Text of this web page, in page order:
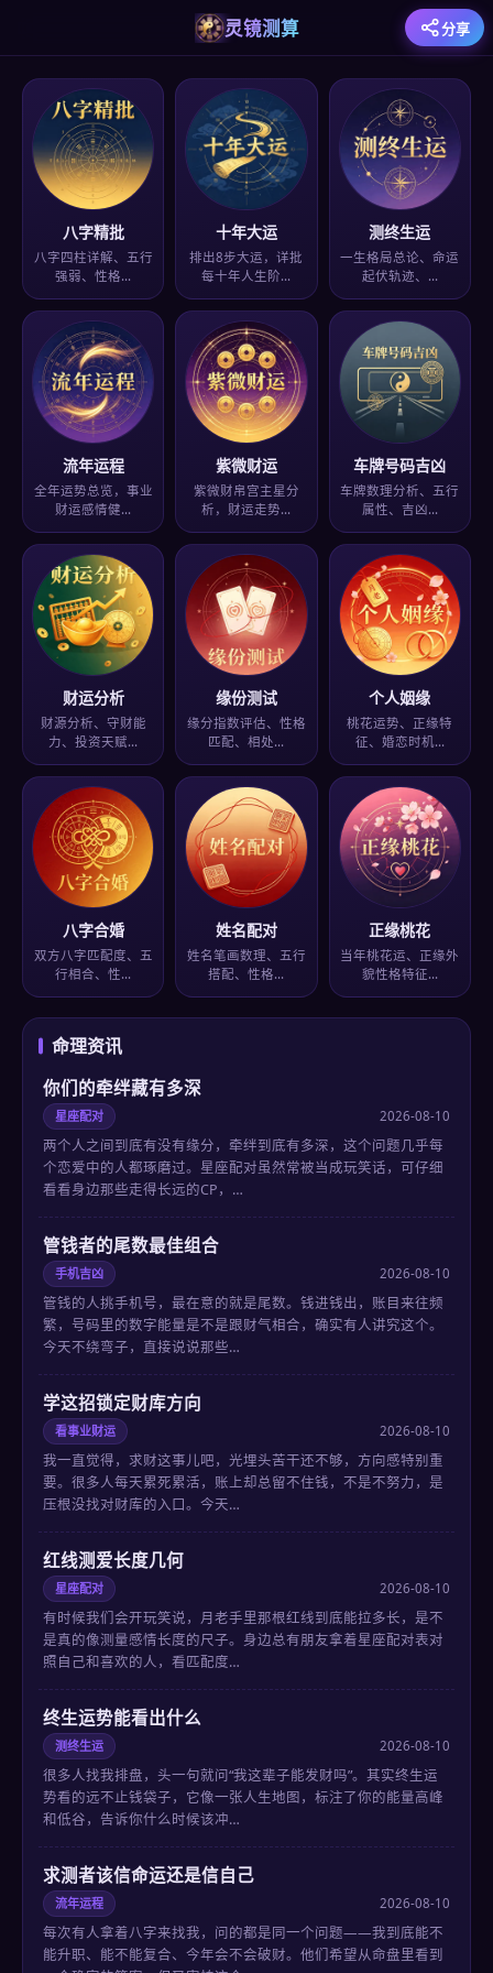
灵镜测算 分享
八字精批
八字四柱详解、五行
强弱、性格…
十年大运
排出8步大运，详批
每十年人生阶…
测终生运
一生格局总论、命运
起伏轨迹、…
流年运程
全年运势总览，事业
财运感情健…
紫微财运
紫微财帛宫主星分
析，财运走势…
车牌号码吉凶
车牌数理分析、五行
属性、吉凶…
财运分析
财源分析、守财能
力、投资天赋…
缘份测试
缘分指数评估、性格
匹配、相处…
个人姻缘
桃花运势、正缘特
征、婚恋时机…
八字合婚
双方八字匹配度、五
行相合、性…
姓名配对
姓名笔画数理、五行
搭配、性格…
正缘桃花
当年桃花运、正缘外
貌性格特征…
命理资讯
你们的牵绊藏有多深
星座配对 2026-08-10
两个人之间到底有没有缘分，牵绊到底有多深，这个问题几乎每
个恋爱中的人都琢磨过。星座配对虽然常被当成玩笑话，可仔细
看看身边那些走得长远的CP，…
管钱者的尾数最佳组合
手机吉凶 2026-08-10
管钱的人挑手机号，最在意的就是尾数。钱进钱出，账目来往频
繁，号码里的数字能量是不是跟财气相合，确实有人讲究这个。
今天不绕弯子，直接说说那些…
学这招锁定财库方向
看事业财运 2026-08-10
我一直觉得，求财这事儿吧，光埋头苦干还不够，方向感特别重
要。很多人每天累死累活，账上却总留不住钱，不是不努力，是
压根没找对财库的入口。今天…
红线测爱长度几何
星座配对 2026-08-10
有时候我们会开玩笑说，月老手里那根红线到底能拉多长，是不
是真的像测量感情长度的尺子。身边总有朋友拿着星座配对表对
照自己和喜欢的人，看匹配度…
终生运势能看出什么
测终生运 2026-08-10
很多人找我排盘，头一句就问“我这辈子能发财吗”。其实终生运
势看的远不止钱袋子，它像一张人生地图，标注了你的能量高峰
和低谷，告诉你什么时候该冲…
求测者该信命运还是信自己
流年运程 2026-08-10
每次有人拿着八字来找我，问的都是同一个问题——我到底能不
能升职、能不能复合、今年会不会破财。他们希望从命盘里看到